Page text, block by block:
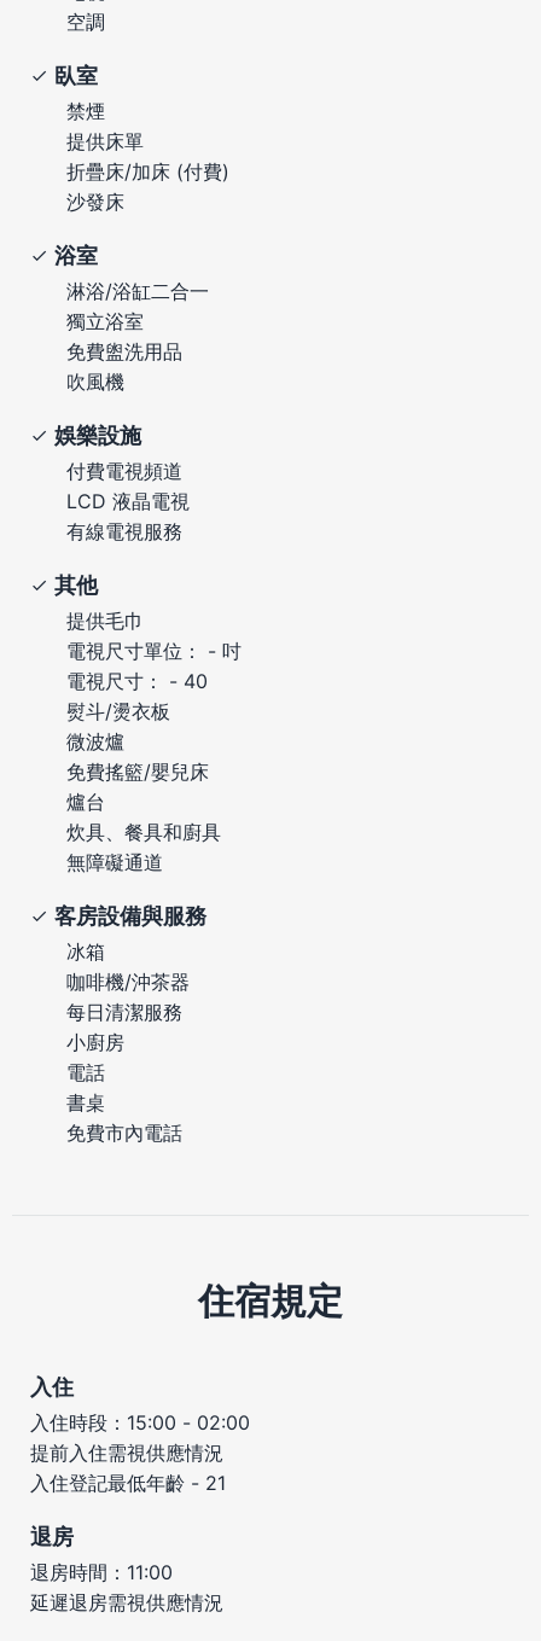
空調
臥室
禁煙
提供床單
折疊床/加床 (付費)
沙發床
浴室
淋浴/浴缸二合一
獨立浴室
免費盥洗用品
吹風機
娛樂設施
付費電視頻道
LCD 液晶電視
有線電視服務
其他
提供毛巾
電視尺寸單位： - 吋
電視尺寸： - 40
熨斗/燙衣板
微波爐
免費搖籃/嬰兒床
爐台
炊具、餐具和廚具
無障礙通道
客房設備與服務
冰箱
咖啡機/沖茶器
每日清潔服務
小廚房
電話
書桌
免費市內電話
住宿規定
入住
入住時段：15:00 - 02:00
提前入住需視供應情況
入住登記最低年齡 - 21
退房
退房時間：11:00
延遲退房需視供應情況